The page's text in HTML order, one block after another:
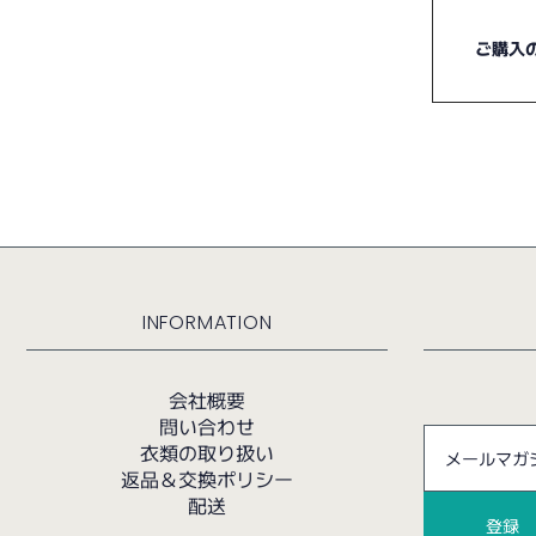
ご購入
INFORMATION
会社概要
問い合わせ
衣類の取り扱い
返品＆交換ポリシー
配送